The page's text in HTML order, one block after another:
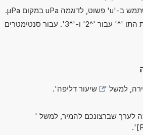
בקיצורים של 'ריבוע' ו'קובי', ניתן להשמיט את התו '^' עבור '^2' ו-'^3'. עבור סנטימטרים
למשל ' שיעור דליפה'.
לערך שברצונכם להמיר, למשל '
'.